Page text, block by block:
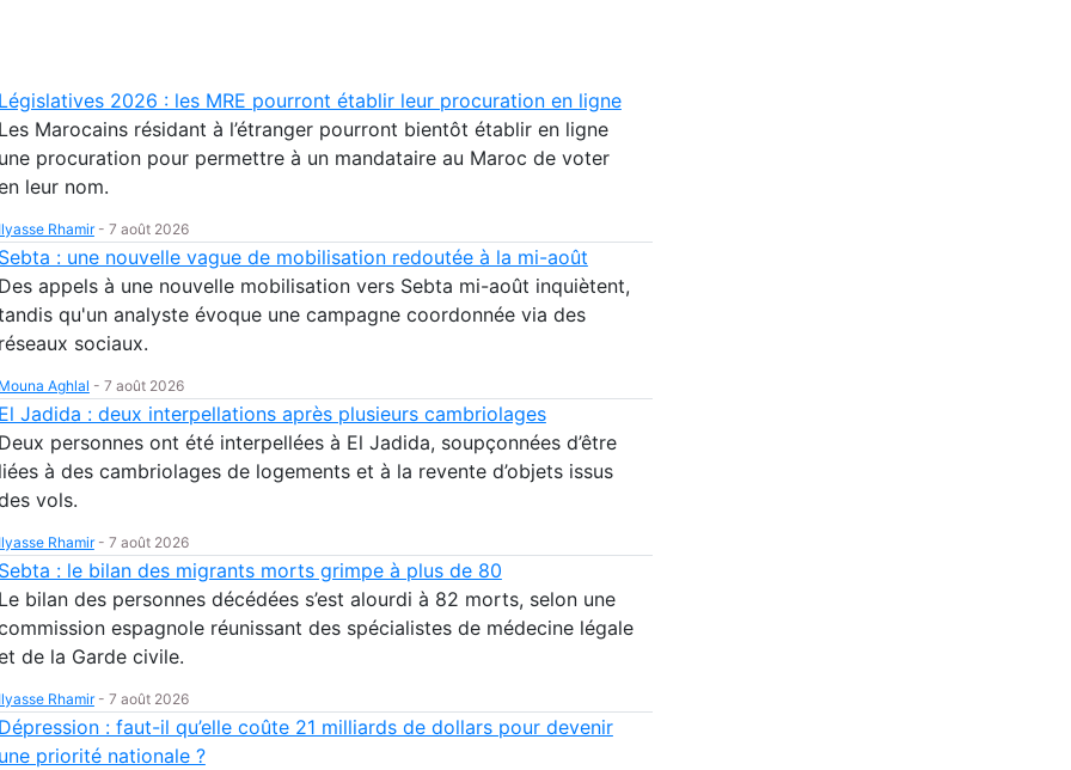
Législatives 2026 : les MRE pourront établir leur procuration en ligne
Les Marocains résidant à l’étranger pourront bientôt établir en ligne
une procuration pour permettre à un mandataire au Maroc de voter
leur nom.
Ilyasse Rhamir- 7 août 2026
Sebta : une nouvelle vague de mobilisation redoutée à la mi-août
Des appels à une nouvelle mobilisation vers Sebta mi-août inquiètent,
qu'un analyste évoque une campagne coordonnée via des
réseaux sociaux.
Mouna Aghlal - 7 août 2026
El Jadida : deux interpellations après plusieurs cambriolages
Deux personnes ont été interpellées à El Jadida, soupçonnées d’être
liées à des cambriolages de logements et à la revente d’objets issus
vols.
Ilyasse Rhamir- 7 août 2026
Sebta : le bilan des migrants morts grimpe à plus de 80
Le bilan des personnes décédées s’est alourdi à 82 morts, selon une
espagnole réunissant des spécialistes de médecine légale
de la Garde civile.
Ilyasse Rhamir- 7 août 2026
Dépression : faut-il qu’elle coûte 21 milliards de dollars pour devenir
une priorité nationale ?